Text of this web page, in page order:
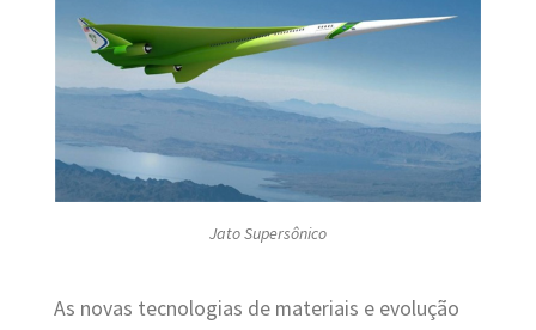
Jato Supersônico
As novas tecnologias de materiais e evolução